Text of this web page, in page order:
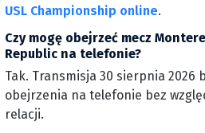
USL Championship online.
Czy mogę obejrzeć mecz
Republic na telefonie?
Tak. Transmisja 30 sierpnia 2026
obejrzenia na telefonie bez
relacji.